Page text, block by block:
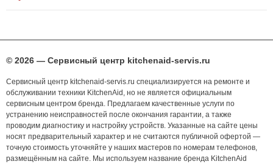
© 2026 — Сервисный центр kitchenaid-servis.ru
Сервисный центр kitchenaid-servis.ru специализируется на ремонте и
обслуживании техники KitchenAid, но не является официальным
сервисным центром бренда. Предлагаем качественные услуги по
устранению неисправностей после окончания гарантии, а также
проводим диагностику и настройку устройств. Указанные на сайте цены
носят предварительный характер и не считаются публичной офертой —
точную стоимость уточняйте у наших мастеров по номерам телефонов,
размещённым на сайте. Мы используем название бренда KitchenAid